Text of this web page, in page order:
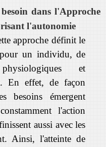
dans l'Approche
l'autonomie
approche définit le
pour un individu, de
et
En effet, de façon
besoins émergent
l'action
aussi avec les
Ainsi, l'atteinte de